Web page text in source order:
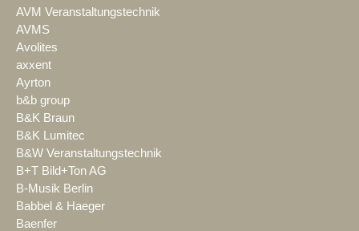
AVM Veranstaltungstechnik
AVMS
Avolites
axxent
Ayrton
b&b group
B&K Braun
B&K Lumitec
B&W Veranstaltungstechnik
B+T Bild+Ton AG
B-Musik Berlin
Babbel & Haeger
Baenfer